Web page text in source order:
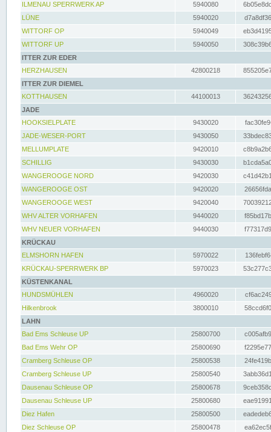
ILMENAU SPERRWERK AP
5940080
LÜNE
5940020
WITTORF OP
5940049
WITTORF UP
5940050
ITTER ZUR EDER
HERZHAUSEN
42800218
ITTER ZUR DIEMEL
KOTTHAUSEN
44100013
JADE
HOOKSIELPLATE
9430020
JADE-WESER-PORT
9430050
MELLUMPLATE
9420010
SCHILLIG
9430030
WANGEROOGE NORD
9420030
WANGEROOGE OST
9420020
WANGEROOGE WEST
9420040
WHV ALTER VORHAFEN
9440020
WHV NEUER VORHAFEN
9440030
KRÜCKAU
ELMSHORN HAFEN
5970022
KRÜCKAU-SPERRWERK BP
5970023
KÜSTENKANAL
HUNDSMÜHLEN
4960020
Hilkenbrook
3800010
LAHN
Bad Ems Schleuse UP
25800700
Bad Ems Wehr OP
25800690
Cramberg Schleuse OP
25800538
Cramberg Schleuse UP
25800540
Dausenau Schleuse OP
25800678
Dausenau Schleuse UP
25800680
Diez Hafen
25800500
Diez Schleuse OP
25800478